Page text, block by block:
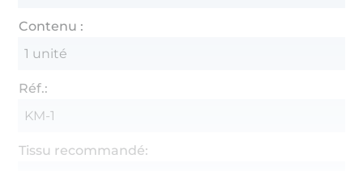
Contenu :
1 unité
Réf.:
KM-1
Tissu recommandé: